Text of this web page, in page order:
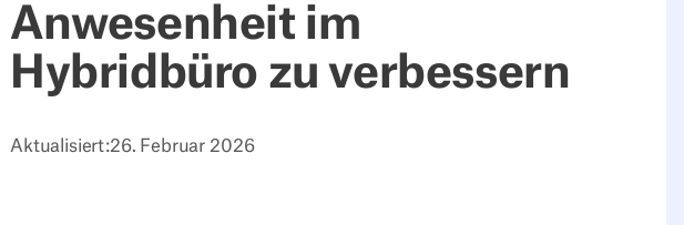
Anwesenheit im
Hybridbüro zu verbessern
Aktualisiert:26. Februar 2026